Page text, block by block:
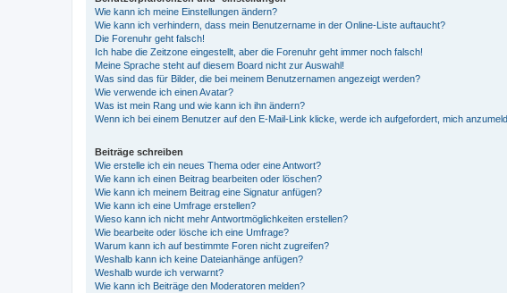
Wie kann ich meine Einstellungen ändern?
Wie kann ich verhindern, dass mein Benutzername in der Online-Liste auftaucht?
Die Forenuhr geht falsch!
Ich habe die Zeitzone eingestellt, aber die Forenuhr geht immer noch falsch!
Meine Sprache steht auf diesem Board nicht zur Auswahl!
Was sind das für Bilder, die bei meinem Benutzernamen angezeigt werden?
Wie verwende ich einen Avatar?
Was ist mein Rang und wie kann ich ihn ändern?
Wenn ich bei einem Benutzer auf den E-Mail-Link klicke, werde ich aufgefordert, mich
Beiträge schreiben
Wie erstelle ich ein neues Thema oder eine Antwort?
Wie kann ich einen Beitrag bearbeiten oder löschen?
Wie kann ich meinem Beitrag eine Signatur anfügen?
Wie kann ich eine Umfrage erstellen?
Wieso kann ich nicht mehr Antwortmöglichkeiten erstellen?
Wie bearbeite oder lösche ich eine Umfrage?
Warum kann ich auf bestimmte Foren nicht zugreifen?
Weshalb kann ich keine Dateianhänge anfügen?
Weshalb wurde ich verwarnt?
Wie kann ich Beiträge den Moderatoren melden?